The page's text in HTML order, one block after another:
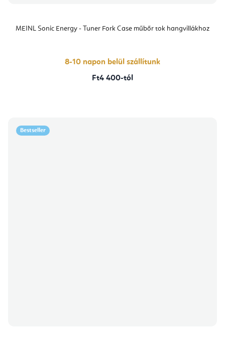
MEINL Sonic Energy - Tuner Fork Case műbőr tok hangvillákhoz
8-10 napon belül szállítunk
Ft4 400-tól
Bestseller